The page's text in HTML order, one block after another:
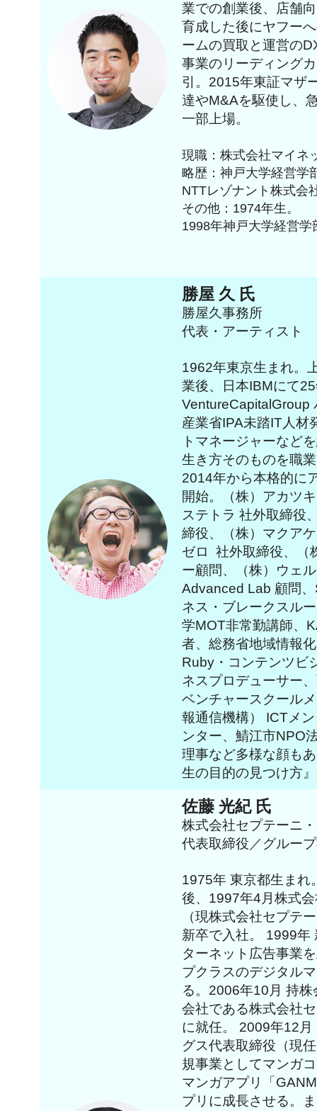
業での創業後、店舗
育成した後にヤフー
ームの買取と運営の
事業のリーディング
引。2015年東証マザ
達やM&Aを駆使し、
一部上場。
現職：株式会社マイネ
略歴：神戸大学経営
NTTレゾナント株式
その他：1974年生。
1998年神戸大学経営
勝屋 久 氏
勝屋久事務所
代表・アーティスト
1962年東京生まれ。
業後、日本IBMにて
VentureCapitalGroup
産業省IPA未踏IT人材
トマネージャーなど
生き方そのものを職
2014年から本格的に
開始。（株）アカツ
ステトラ 社外取締役
締役、（株）マクア
ゼロ 社外取締役、（
ー顧問、（株）ウェ
Advanced Lab 顧問
ネス・ブレークスル
学MOT非常勤講師、
者、総務省地域情報
Ruby・コンテンツビ
ネスプロデューサー
ベンチャースクール
報通信機構） ICTメ
ンター、鯖江市NPO
理事など多様な顔も
生の目的の見つけ方
佐藤 光紀 氏
株式会社セプテーニ
代表取締役／グルー
1975年 東京都生まれ
後、1997年4月株式
（現株式会社セプテ
新卒で入社。 1999年
ターネット広告事業
プクラスのデジタル
る。2006年10月 持
会社である株式会社
に就任。 2009年12
グス代表取締役（現
規事業としてマンガ
マンガアプリ「
プリに成長させる。